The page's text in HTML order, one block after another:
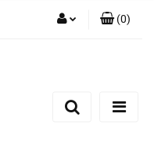
Dodaj zgłoszenie
(0)